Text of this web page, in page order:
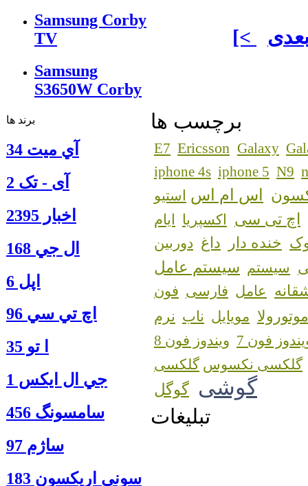
Samsung Corby
TV
Samsung
S3650W Corby
برند ها
آي ميت 34
آی - تک 2
اخبار 2395
ال جي 168
اپل 6
اچ تي سي 96
ا‍ تو 35
جي ال ايكس 1
سامسونگ 456
ساژم 97
سوني اريكسون 183
[<
برچسب ها
E7 Ericsson Galaxy
iphone 4s iphone 5 N9
اس ام اس استیو
اچ تی سی اکسپریا ایام
خنده دار داغ دوربین
سیستم سیستم عامل
عامل فارسی فون
موتورولا مویایل ناب نرم
فون 7
ویندوز فون 8
گلکسی نکسوس
گوشی گوگل
تبلیغات